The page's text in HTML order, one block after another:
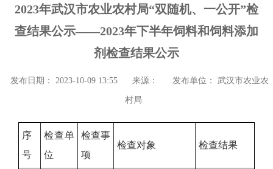
2023年武汉市农业农村局“双随机、一公开”检
查结果公示——2023年下半年饲料和饲料添加
剂检查结果公示
发布日期： 2023-10-09 13:55 来源： 发布单位： 武汉市农业农
村局
序
号
检查单
位
检查事
项
检查对象 检查结果